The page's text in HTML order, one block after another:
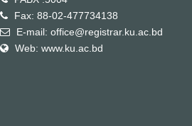
Fax: 88-02-477734138
E-mail: office@registrar.ku.ac.bd
Web: www.ku.ac.bd